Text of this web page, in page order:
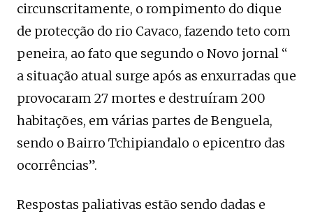
circunscritamente, o rompimento do dique
de protecção do rio Cavaco, fazendo teto com
peneira, ao fato que segundo o Novo jornal “
a situação atual surge após as enxurradas que
provocaram 27 mortes e destruíram 200
habitações, em várias partes de Benguela,
sendo o Bairro Tchipiandalo o epicentro das
ocorrências”.
Respostas paliativas estão sendo dadas e